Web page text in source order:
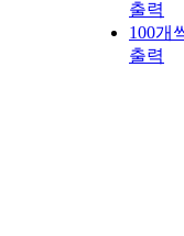
calcium,
available
phosphate, and
출력
100개
출력